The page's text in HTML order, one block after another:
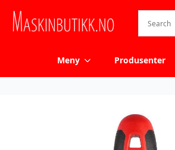
Meny Produsenter